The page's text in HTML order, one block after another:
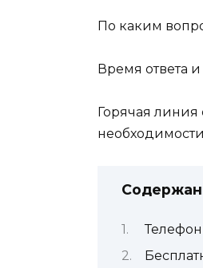
По каким
Время ответа
Горячая